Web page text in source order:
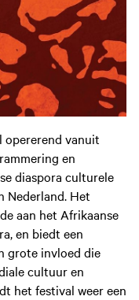
opererend vanuit
en
diaspora culturele
Nederland. Het
aan het Afrikaanse
en biedt een
grote invloed die
cultuur en
het festival weer een